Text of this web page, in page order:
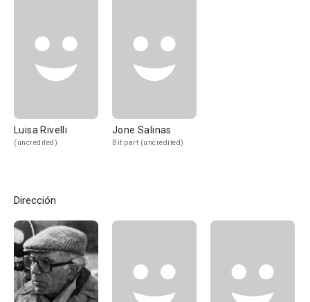
Luisa Rivelli
(uncredited)
Jone Salinas
Bit part (uncredited)
Dirección